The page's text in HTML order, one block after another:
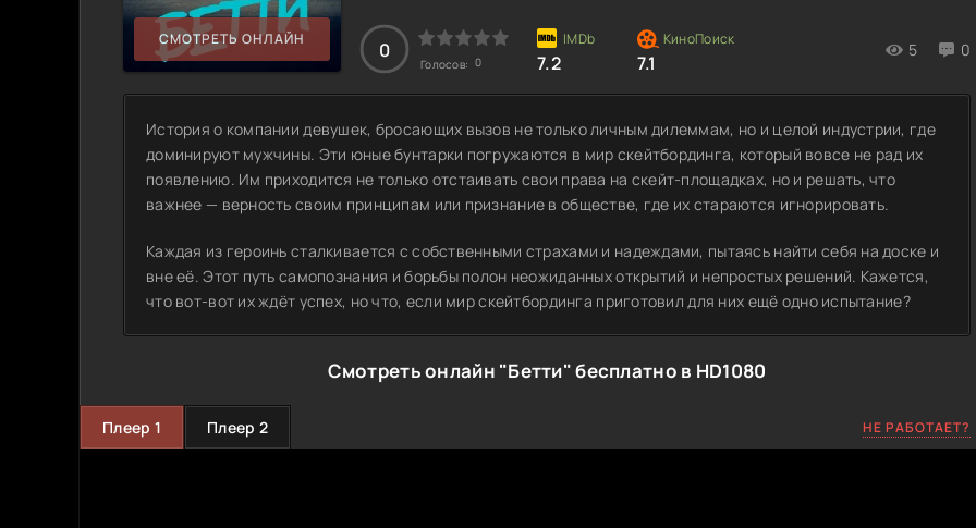
СМОТРЕТЬ ОНЛАЙН 0
Голосов: 0 7.2 7.1
5 0
История о компании девушек, бросающих вызов не только личным дилеммам, но и целой индустрии, где
доминируют мужчины. Эти юные бунтарки погружаются в мир скейтбординга, который вовсе не рад их
появлению. Им приходится не только отстаивать свои права на скейт-площадках, но и решать, что
важнее — верность своим принципам или признание в обществе, где их стараются игнорировать.
Каждая из героинь сталкивается с собственными страхами и надеждами, пытаясь найти себя на доске и
вне её. Этот путь самопознания и борьбы полон неожиданных открытий и непростых решений. Кажется,
что вот-вот их ждёт успех, но что, если мир скейтбординга приготовил для них ещё одно испытание?
Смотреть онлайн "Бетти" бесплатно в HD1080
Плеер 1 Плеер 2 НЕ РАБОТАЕТ?